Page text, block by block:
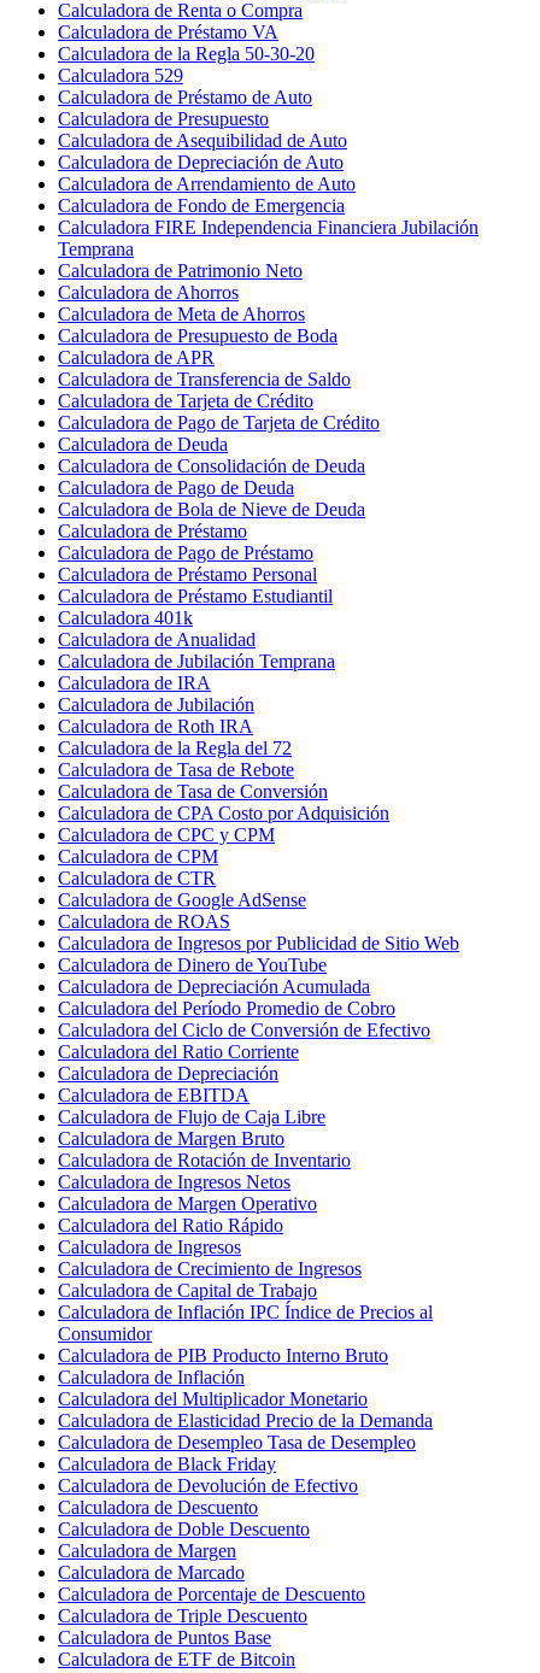
Calculadora de Renta o Compra
Calculadora de Préstamo VA
Calculadora de la Regla 50-30-20
Calculadora 529
Calculadora de Préstamo de Auto
Calculadora de Presupuesto
Calculadora de Asequibilidad de Auto
Calculadora de Depreciación de Auto
Calculadora de Arrendamiento de Auto
Calculadora de Fondo de Emergencia
Calculadora FIRE Independencia Financiera Jubilación
Temprana
Calculadora de Patrimonio Neto
Calculadora de Ahorros
Calculadora de Meta de Ahorros
Calculadora de Presupuesto de Boda
Calculadora de APR
Calculadora de Transferencia de Saldo
Calculadora de Tarjeta de Crédito
Calculadora de Pago de Tarjeta de Crédito
Calculadora de Deuda
Calculadora de Consolidación de Deuda
Calculadora de Pago de Deuda
Calculadora de Bola de Nieve de Deuda
Calculadora de Préstamo
Calculadora de Pago de Préstamo
Calculadora de Préstamo Personal
Calculadora de Préstamo Estudiantil
Calculadora 401k
Calculadora de Anualidad
Calculadora de Jubilación Temprana
Calculadora de IRA
Calculadora de Jubilación
Calculadora de Roth IRA
Calculadora de la Regla del 72
Calculadora de Tasa de Rebote
Calculadora de Tasa de Conversión
Calculadora de CPA Costo por Adquisición
Calculadora de CPC y CPM
Calculadora de CPM
Calculadora de CTR
Calculadora de Google AdSense
Calculadora de ROAS
Calculadora de Ingresos por Publicidad de Sitio Web
Calculadora de Dinero de YouTube
Calculadora de Depreciación Acumulada
Calculadora del Período Promedio de Cobro
Calculadora del Ciclo de Conversión de Efectivo
Calculadora del Ratio Corriente
Calculadora de Depreciación
Calculadora de EBITDA
Calculadora de Flujo de Caja Libre
Calculadora de Margen Bruto
Calculadora de Rotación de Inventario
Calculadora de Ingresos Netos
Calculadora de Margen Operativo
Calculadora del Ratio Rápido
Calculadora de Ingresos
Calculadora de Crecimiento de Ingresos
Calculadora de Capital de Trabajo
Calculadora de Inflación IPC Índice de Precios al
Consumidor
Calculadora de PIB Producto Interno Bruto
Calculadora de Inflación
Calculadora del Multiplicador Monetario
Calculadora de Elasticidad Precio de la Demanda
Calculadora de Desempleo Tasa de Desempleo
Calculadora de Black Friday
Calculadora de Devolución de Efectivo
Calculadora de Descuento
Calculadora de Doble Descuento
Calculadora de Margen
Calculadora de Marcado
Calculadora de Porcentaje de Descuento
Calculadora de Triple Descuento
Calculadora de Puntos Base
Calculadora de ETF de Bitcoin